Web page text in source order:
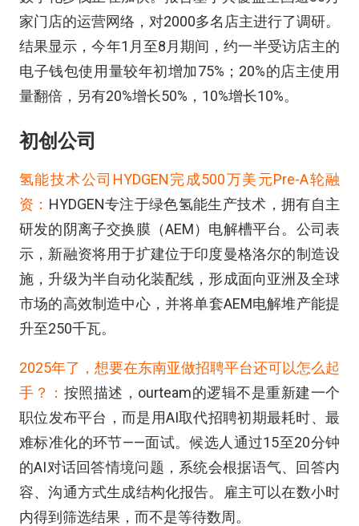
家门店的运营网络，对2000多名店主进行了调研。
结果显示，今年1月至8月期间，约一半受访店主的
电子钱包使用量较年初增加75%；20%的店主使用
量翻倍，另有20%增长50%，10%增长10%。
初创公司
氢能技术公司HYDGEN完成500万美元Pre-A轮融
资： HYDGEN专注于绿色氢能生产技术，拥有自主
研发的阴离子交换膜（AEM）电解槽平台。公司表
示，新融资将用于扩建位于印度曼格洛尔的制造设
施，升级为半自动化装配线，形成面向亚洲及全球
市场的高效制造中心，并将单套AEM电解堆产能提
升至250千瓦。
2025年了，想要在东南亚做招聘平台还可以怎么起
手？： 按照描述， ourteam的逻辑不是重新建一个
职位发布平台，而是用AI取代招聘初期最耗时、最
难标准化的环节——面试。候选人通过15至20分钟
的AI对话回答情境问题，系统会根据语气、回答内
容、沟通方式生成结构化报告。雇主可以在数小时
内得到筛选结果，而不是等待数周。